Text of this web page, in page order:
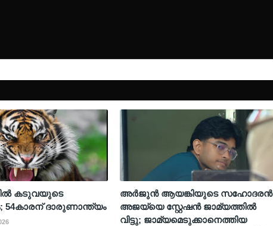
കടുവയുടെ
ദാരുണാന്ത്യം
അർജുൻ ആയങ്കിയുടെ സഹോദരൻ
അജയ്‌യെ സ്റ്റേഷൻ ജാമ്യത്തിൽ
വിട്ടു; ജാമ്യമെടുക്കാനെത്തിയ